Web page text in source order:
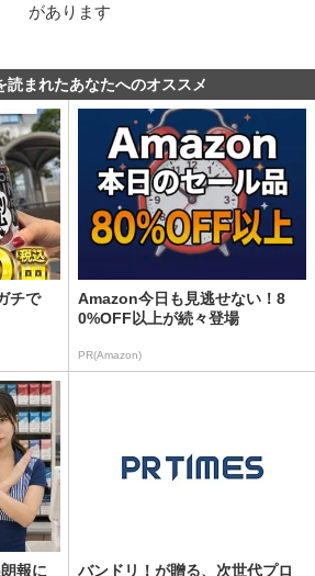
があります
読まれたあなたへのオススメ
チで
Amazon今日も見逃せない！8
0%OFF以上が続々登場
PR(Amazon)
報に バンドリ！が贈る、次世代プロ